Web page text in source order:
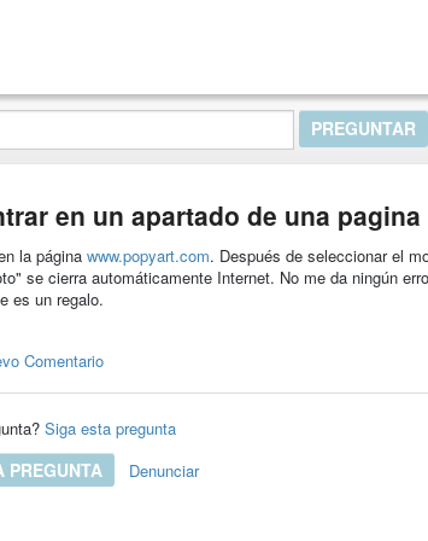
en un apartado de una pagina
la página www.popyart.com. Después de seleccionar el
se cierra automáticamente Internet. No me da ningún
es un regalo.
Comentario
Siga esta pregunta
PREGUNTA Denunciar